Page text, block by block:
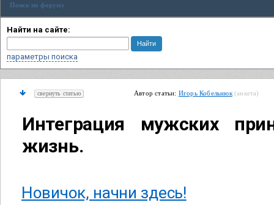
РАЗДЕЛ: Разное
Поиск по форуму
Найти на сайте:
параметры поиска
свернуть статью Автор статьи: Игорь Кобельнюк (анкета)
Интеграция мужских
жизнь.
Новичок, начни здесь!